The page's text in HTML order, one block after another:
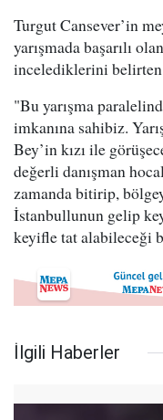
Turgut Cansever’in
yarışmada başarılı
incelediklerini
"Bu yarışma
imkanına sahibiz.
Bey’in kızı ile
değerli danışman
zamanda bitirip,
İstanbullunun gelip
keyifle tat alabileceği
İlgili Haberler